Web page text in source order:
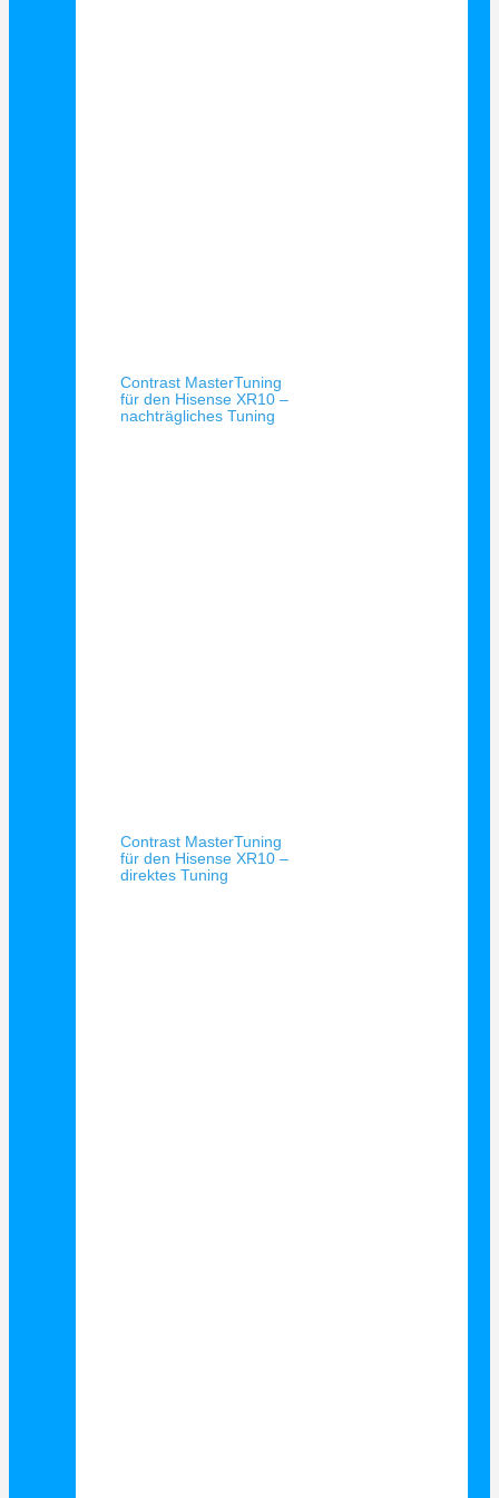
Contrast MasterTuning
für den Hisense XR10 –
nachträgliches Tuning
Contrast MasterTuning
für den Hisense XR10 –
direktes Tuning